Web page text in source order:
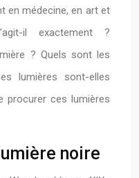
en médecine, en art et
il exactement ?
? Quels sont les
lumières sont-elles
procurer ces lumières
noire